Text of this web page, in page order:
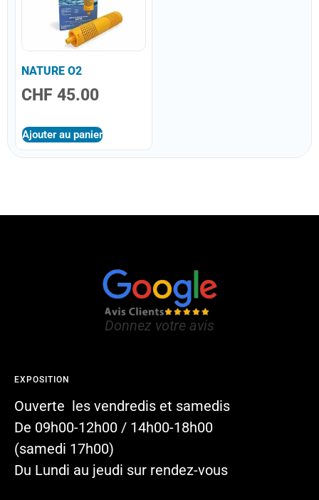
NATURE O2
CHF 45.00
Ajouter au panier
EXPOSITION
Ouverte les vendredis et samedis
De 09h00-12h00 / 14h00-18h00
(samedi 17h00)
Du Lundi au jeudi sur rendez-vous
Donnez votre avis